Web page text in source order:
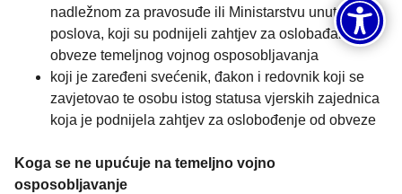
nadležnom za pravosuđe ili Ministarstvu unutarnjih
poslova, koji su podnijeli zahtjev za oslobađanje od
obveze temeljnog vojnog osposobljavanja
koji je zaređeni svećenik, đakon i redovnik koji se
zavjetovao te osobu istog statusa vjerskih zajednica
koja je podnijela zahtjev za oslobođenje od obveze
Koga se ne upućuje na temeljno vojno
osposobljavanje